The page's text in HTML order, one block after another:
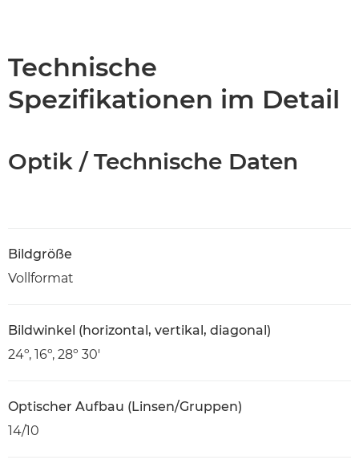
Technische
Spezifikationen im Detail
Optik / Technische Daten
Bildgröße
Vollformat
Bildwinkel (horizontal, vertikal, diagonal)
24º, 16º, 28º 30'
Optischer Aufbau (Linsen/Gruppen)
14/10